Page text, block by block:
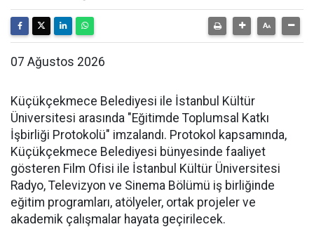
07 Ağustos 2026
Küçükçekmece Belediyesi ile İstanbul Kültür
Üniversitesi arasında "Eğitimde Toplumsal Katkı
İşbirliği Protokolü" imzalandı. Protokol kapsamında,
Küçükçekmece Belediyesi bünyesinde faaliyet
gösteren Film Ofisi ile İstanbul Kültür Üniversitesi
Radyo, Televizyon ve Sinema Bölümü iş birliğinde
eğitim programları, atölyeler, ortak projeler ve
akademik çalışmalar hayata geçirilecek.